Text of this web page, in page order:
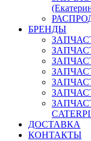
БРЕНДЫ
ДОСТАВКА
КОНТАКТЫ